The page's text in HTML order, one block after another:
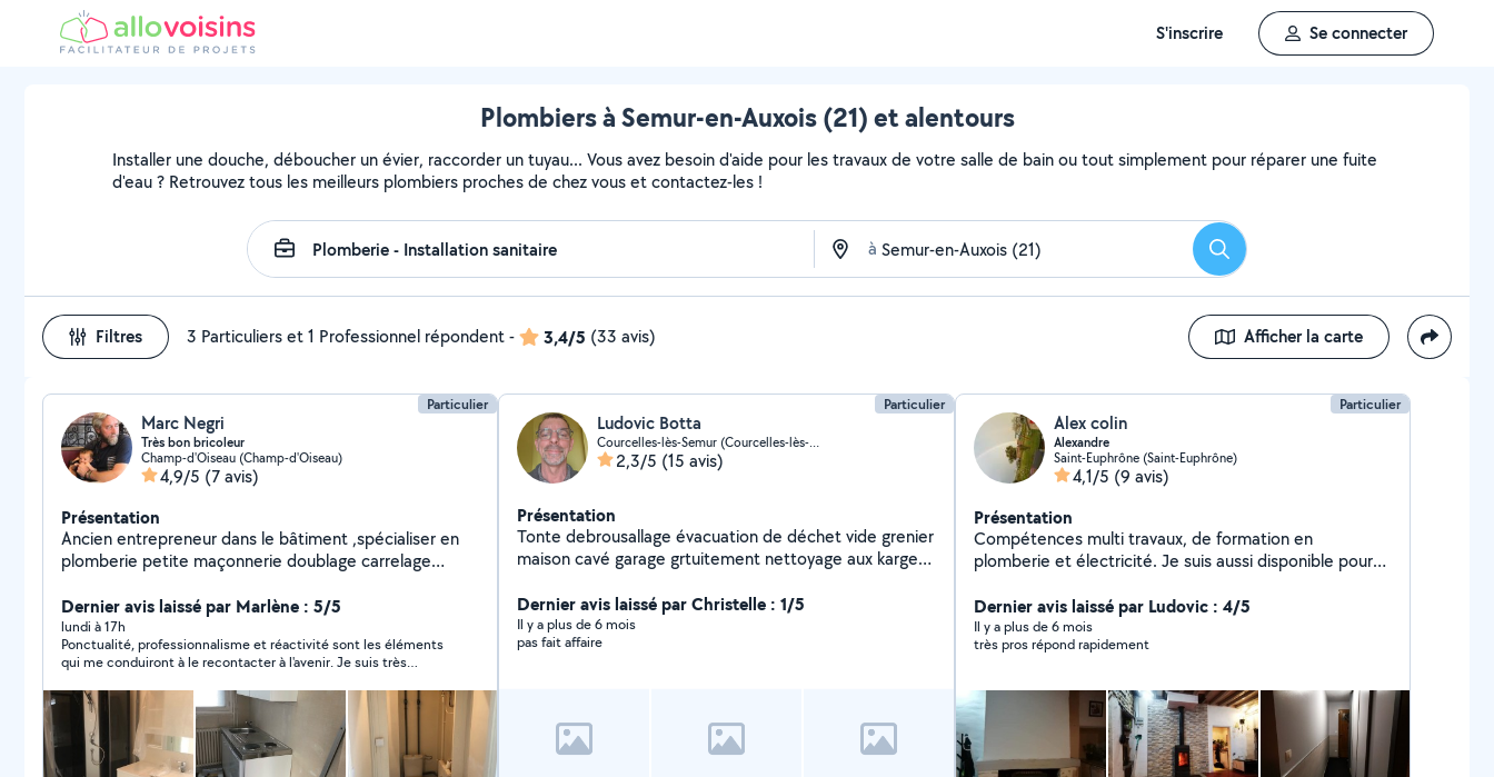
S'inscrire Se connecter
Plombiers à Semur-en-Auxois (21) et alentours
Installer une douche, déboucher un évier, raccorder un tuyau... Vous avez besoin d'aide pour les travaux de votre salle de bain ou tout simplement pour réparer une fuite
d'eau ? Retrouvez tous les meilleurs plombiers proches de chez vous et contactez-les !
à Rechercher
Filtres 3 Particuliers et 1 Professionnel répondent- 3,4/5 (33 avis) Afficher la carte
Particulier
Marc Negri
Très bon bricoleur
Champ-d'Oiseau (Champ-d'Oiseau)
4,9/5 (7 avis)
Présentation
Ancien entrepreneur dans le bâtiment ,spécialiser en
plomberie petite maçonnerie doublage carrelage
de pelouse
Dernier avis laissé par Marlène : 5/5
lundi à 17h
Ponctualité, professionnalisme et réactivité sont les éléments
qui me conduiront à le recontacter à l'avenir. Je suis très
nouveau.
Particulier
Ludovic Botta
Courcelles-lès-Semur (Courcelles-lès-Semur)
2,3/5 (15 avis)
Présentation
Tonte debrousallage évacuation de déchet vide grenier
maison cavé garage grtuitement nettoyage aux karger
extracteur taille de haie montage de meuble petite
meuble électricité peinture papier déménagement
montage de petit meuble reparation de petite fuite
Dernier avis laissé par Christelle : 1/5
Il y a plus de 6 mois
pas fait affaire
Particulier
Alex colin
Alexandre
Saint-Euphrône (Saint-Euphrône)
4,1/5 (9 avis)
Présentation
Compétences multi travaux, de formation en
plomberie et électricité. Je suis aussi disponible pour
karaoké, animation extérieur, présentation....
Dernier avis laissé par Ludovic : 4/5
Il y a plus de 6 mois
très pros répond rapidement